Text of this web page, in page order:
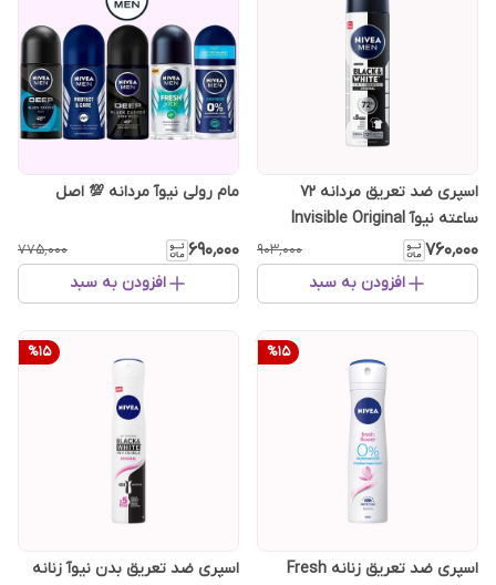
اسپری ضد تعریق مردانه 72
ساعته نیوآ Invisible Original
۷۶۰٬۰۰۰ ۹۰۳٬۰۰۰
افزودن به سبد
مام رولی نیوآ مردانه 💯 اصل
۶۹۰٬۰۰۰ ۷۷۵٬۰۰۰
افزودن به سبد
%15
اسپری ضد تعریق زنانه Fresh
%15
اسپری ضد تعریق بدن نیوآ زنانه